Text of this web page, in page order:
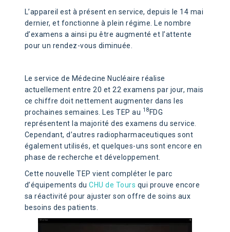
L’appareil est à présent en service, depuis le 14 mai
dernier, et fonctionne à plein régime. Le nombre
d’examens a ainsi pu être augmenté et l’attente
pour un rendez-vous diminuée.
Le service de Médecine Nucléaire réalise
actuellement entre 20 et 22 examens par jour, mais
ce chiffre doit nettement augmenter dans les
prochaines semaines. Les TEP au 18FDG
représentent la majorité des examens du service.
Cependant, d’autres radiopharmaceutiques sont
également utilisés, et quelques-uns sont encore en
phase de recherche et développement.
Cette nouvelle TEP vient compléter le parc
d’équipements duCHU de Tours qui prouve encore
sa réactivité pour ajuster son offre de soins aux
besoins des patients.